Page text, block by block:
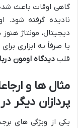
گاهی اوقات باعث
نادیده گرفته شود.
دیجیتال، مونتاژ
یا صرفاً به ابزاری
قلب دیدگاه اومون
مثال ها و
پردازان دیگر
یکی از ویژگی های